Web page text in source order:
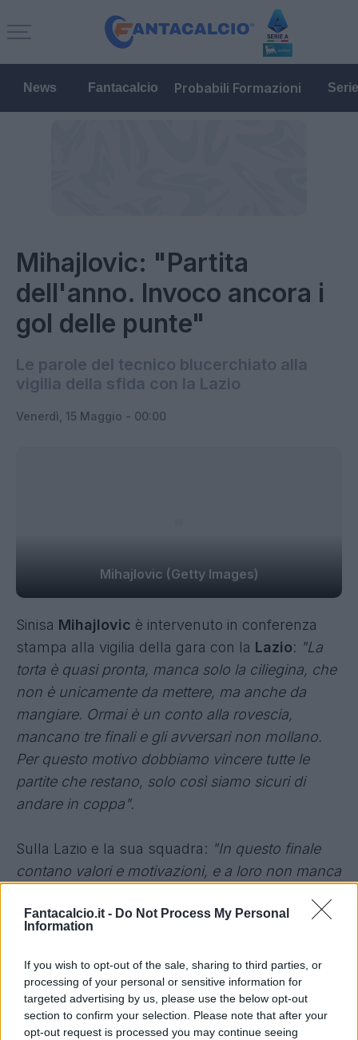
Fantacalcio.it - Do Not Process My Personal
Information
If you wish to opt-out of the sale, sharing to third parties, or
processing of your personal or sensitive information for
targeted advertising by us, please use the below opt-out
section to confirm your selection. Please note that after your
opt-out request is processed you may continue seeing
News Fantacalcio Probabili Formazioni
Mihajlovic: "Partita
dell'anno. Invoco ancora i
gol delle punte"
Le parole del tecnico blucerchiato alla
vigilia della sfida con la Lazio
Venerdì, 15 Maggio - 00:00
Mihajlovic (Getty Images)
Sinisa Mihajlovic è intervenuto in conferenza
stampa alla vigilia della gara con la Lazio: "La
torta è quasi pronta, manca solo la ciliegina, che
non è unicamente da mettere, ma anche da
mangiare. Ormai è un conto alla rovescia,
mancano tre finali e gli avversari non mollano.
Per questo motivo dobbiamo vincere tutte le
partite che restano, solo così siamo sicuri di
andare in coppa".
Sulla Lazio e la sua squadra: "In questo finale
contano valori e motivazioni, e a loro non manca
siamo altrettanto e giochiamo in casa, dove
Champions League, e in maniera anche un po’
immeritata. La Lazio non ha punti deboli, la mia
squadra però può battere chiunque".